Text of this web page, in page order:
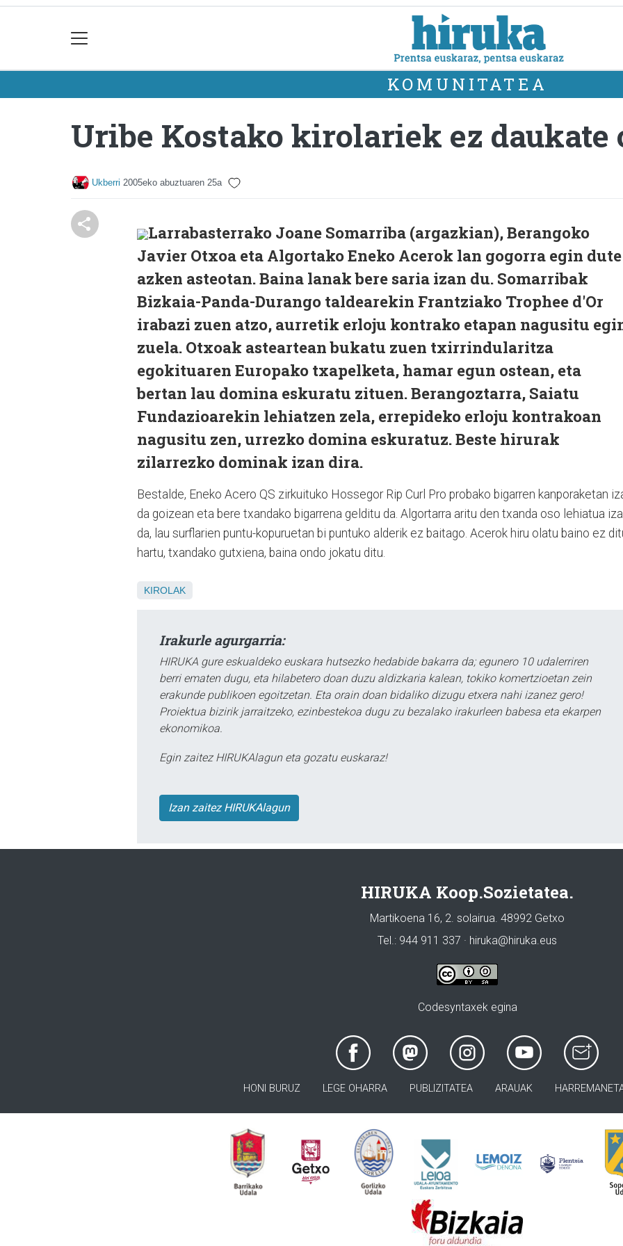
KOMUNITATEA
Uribe Kostako kirolariek ez
Ukberri 2005eko abuztuaren 25a
Larrabasterrako Joane Somarriba (argazkian), Berangoko
Javier Otxoa eta Algortako Eneko Acerok lan gogorra egin dute
azken asteotan. Baina lanak bere saria izan du. Somarribak
Bizkaia-Panda-Durango taldearekin Frantziako Trophee d'Or
irabazi zuen atzo, aurretik erloju kontrako etapan nagusitu
zuela. Otxoak asteartean bukatu zuen txirrindularitza
egokituaren Europako txapelketa, hamar egun ostean, eta
bertan lau domina eskuratu zituen. Berangoztarra, Saiatu
Fundazioarekin lehiatzen zela, errepideko erloju kontrakoan
nagusitu zen, urrezko domina eskuratuz. Beste hirurak
zilarrezko dominak izan dira.
Bestalde, Eneko Acero QS zirkuituko Hossegor Rip Curl Pro probako bigarren kanporaketan
da goizean eta bere txandako bigarrena gelditu da. Algortarra aritu den txanda oso lehiatua
da, lau surflarien puntu-kopuruetan bi puntuko alderik ez baitago. Acerok hiru olatu baino ez
hartu, txandako gutxiena, baina ondo jokatu ditu.
KIROLAK
Irakurle agurgarria:
HIRUKA gure eskualdeko euskara hutsezko hedabide bakarra da; egunero 10 udalerriren
berri ematen dugu, eta hilabetero doan duzu aldizkaria kalean, tokiko komertzioetan zein
erakunde publikoen egoitzetan. Eta orain doan bidaliko dizugu etxera nahi izanez gero!
Proiektua bizirik jarraitzeko, ezinbestekoa dugu zu bezalako irakurleen babesa eta ekarpen
ekonomikoa.
Egin zaitez HIRUKAlagun eta gozatu euskaraz!
Izan zaitez HIRUKAlagun
HIRUKA Koop.Sozietatea.
Martikoena 16, 2. solairua. 48992 Getxo
Tel.: 944 911 337 · hiruka@hiruka.eus
Codesyntaxek egina
HONI BURUZ LEGE OHARRA PUBLIZITATEA ARAUAK